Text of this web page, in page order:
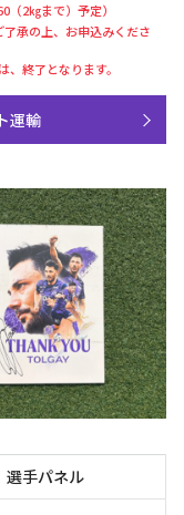
2㎏まで）予定）
承の上、お申込みくださ
終了となります。
運輸
選手パネル